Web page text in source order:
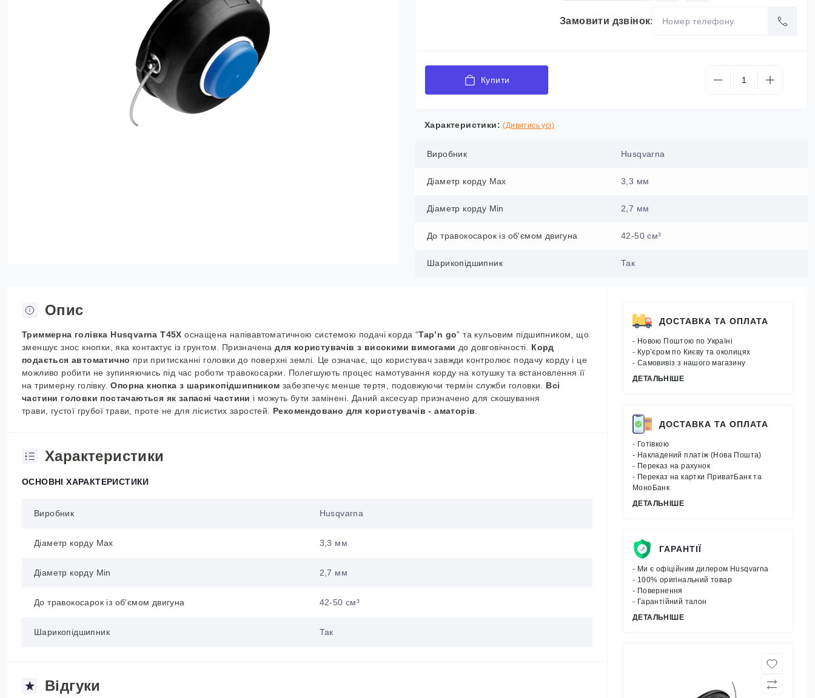
Замовити дзвінок:
Купити
Характеристики: (Дивитись усі)
Виробник Husqvarna
Діаметр корду Max 3,3 мм
Діаметр корду Min 2,7 мм
До травокосарок із об'ємом двигуна 42-50 см³
Шарикопідшипник Так
Опис
Триммерна голівка HusqvarnaT45X оснащена напівавтоматичною системою подачі корда “Tap’n go” та кульовим підшипником, що
зменшує знос кнопки, яка контактує із грунтом. Призначенадля користувачів з високими вимогами до довговічності. Корд
подається автоматично при притисканні головки до поверхні землі. Це означає, що користувач завжди контролює подачу корду і це
можливо робити не зупиняючись під час роботи травокосарки. Полегшують процес намотування корду на котушку та встановлення її
на тримерну голівку.Опорна кнопка з шарикопідшипником забезпечує менше тертя, подовжуючи термін служби головки. Всі
частини головки постачаються як запасні частини і можуть бути замінені. Даний аксесуар призначено для скошування
трави, густої грубої трави, проте не для лісистих заростей. Рекомендовано для користувачів - аматорів
Характеристики
ОСНОВНІ ХАРАКТЕРИСТИКИ
Виробник Husqvarna
Діаметр корду Max 3,3 мм
Діаметр корду Min 2,7 мм
До травокосарок із об'ємом двигуна 42-50 см³
Шарикопідшипник Так
Відгуки
ДОСТАВКА ТА ОПЛАТА
- Новою Поштою по Україні
- Кур’єром по Києву та околицях
- Самовивіз з нашого магазину
ДЕТАЛЬНІШЕ
ДОСТАВКА ТА ОПЛАТА
- Готівкою
- Накладений платіж (Нова Пошта)
- Переказ на рахунок
- Переказ на картки ПриватБанк та
МоноБанк
ДЕТАЛЬНІШЕ
ГАРАНТІЇ
- Ми є офіційним дилером Husqvarna
- 100% оригінальний товар
- Повернення
- Гарантійний талон
ДЕТАЛЬНІШЕ